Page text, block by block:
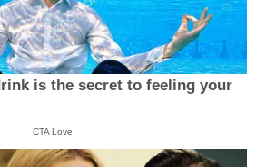
is the secret to feeling your
CTA Love